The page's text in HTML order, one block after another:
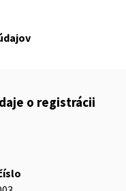
o registrácii